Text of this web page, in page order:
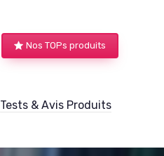
Nos TOPs produits
Tests & Avis Produits